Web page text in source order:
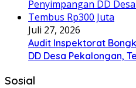
Juli 27, 2026
Audit Inspektorat
DD Desa Pekalongan,
Sosial